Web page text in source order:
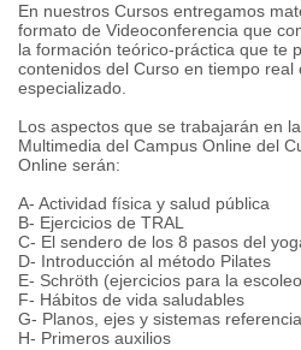
En nuestros Cursos entregamos
formato de Videoconferencia que
la formación teórico-práctica que te
contenidos del Curso en tiempo
especializado.
Los aspectos que se trabajarán en
Multimedia del Campus Online del
Online serán:
A- Actividad física y salud pública
B- Ejercicios de TRAL
C- El sendero de los 8 pasos del
D- Introducción al método Pilates
E- Schröth (ejercicios para la
F- Hábitos de vida saludables
G- Planos, ejes y sistemas
H- Primeros auxilios